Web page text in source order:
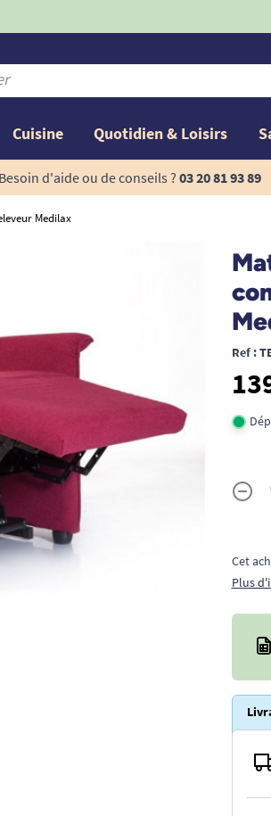
Cuisine Quotidien & Loisirs
Besoin d'aide ou de conseils ? 03 20 81 93 89
Medilax
Ref :
-
Cet
Plus